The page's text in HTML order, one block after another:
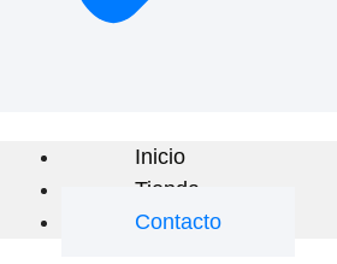
Inicio
Tienda
Contacto